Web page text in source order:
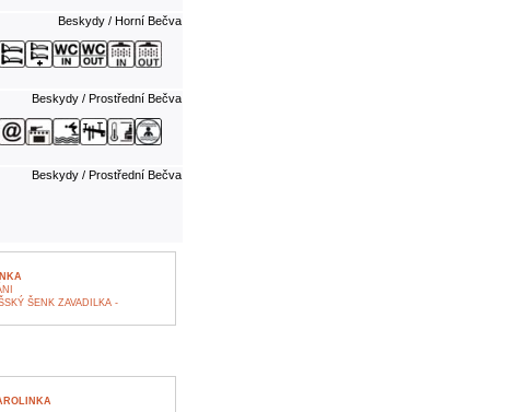
Beskydy / Horní Bečva
Beskydy / Prostřední Bečva
Beskydy / Prostřední Bečva
ŠENK ZAVADILKA -